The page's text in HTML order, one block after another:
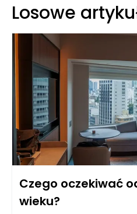
Losowe
Czego oczekiwać
wieku?